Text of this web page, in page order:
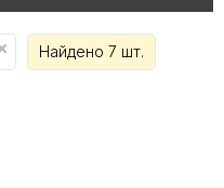
Найдено 7 шт.